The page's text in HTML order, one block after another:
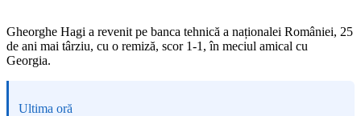
Gheorghe Hagi a revenit pe banca tehnică a naționalei României, 25
de ani mai târziu, cu o remiză, scor 1-1, în meciul amical cu
Georgia.
Ultima oră